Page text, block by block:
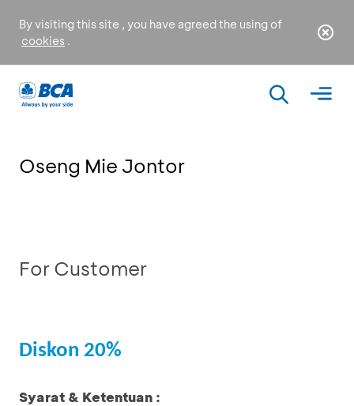
By visiting this site , you have agreed the using of
cookies .
Oseng Mie Jontor
For Customer
Diskon 20%
Syarat & Ketentuan :